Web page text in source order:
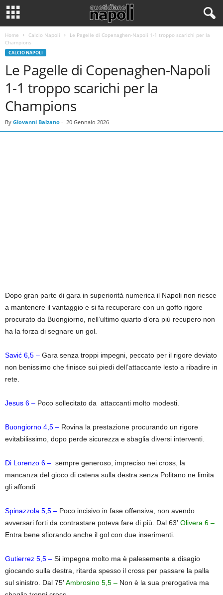
Home Calcio Napoli
Le Pagelle di Copenaghen-Napoli 1-1 troppo scarichi per la
Champions
CALCIO NAPOLI
Le Pagelle di Copenaghen-Napoli
1-1 troppo scarichi per la
Champions
By Giovanni Balzano - 20 Gennaio 2026
Dopo gran parte di gara in superiorità numerica il Napoli non riesce
a mantenere il vantaggio e si fa recuperare con un goffo rigore
procurato da Buongiorno, nell’ultimo quarto d’ora più recupero non
ha la forza di segnare un gol.
Savić 6,5 – Gara senza troppi impegni, peccato per il rigore deviato
non benissimo che finisce sui piedi dell’attaccante lesto a ribadire in
rete.
Jesus 6 – Poco sollecitato da attaccanti molto modesti.
Buongiorno 4,5 – Rovina la prestazione procurando un rigore
evitabilissimo, dopo perde sicurezza e sbaglia diversi interventi.
Di Lorenzo 6 – sempre generoso, impreciso nei cross, la
mancanza del gioco di catena sulla destra senza Politano ne limita
gli affondi.
Spinazzola 5,5 – Poco incisivo in fase offensiva, non avendo
avversari forti da contrastare poteva fare di più. Dal 63′ Olivera 6 –
Entra bene sfiorando anche il gol con due inserimenti.
Gutierrez 5,5 – Si impegna molto ma è palesemente a disagio
giocando sulla destra, ritarda spesso il cross per passare la palla
sul sinistro. Dal 75′Ambrosino 5,5 – Non è la sua prerogativa ma